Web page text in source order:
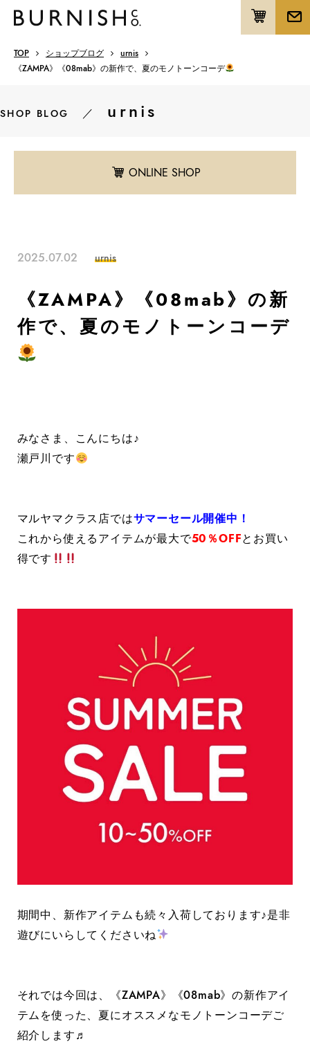
TOP ショップブログ
urnis
《ZAMPA》《08mab》の新作で、夏のモノトーンコーデ
SHOP BLOG ／ urnis
ONLINE SHOP
2025.07.02 urnis
《ZAMPA》《08mab》の新
作で、夏のモノトーンコーデ
みなさま、こんにちは♪
瀬戸川です
マルヤマクラス店ではサマーセール開催中！
これから使えるアイテムが最大で50％OFFとお買い
得です
期間中、新作アイテムも続々入荷しております♪是非
遊びにいらしてくださいね
それでは今回は、《ZAMPA》《08mab》の新作アイ
テムを使った、夏にオススメなモノトーンコーデご
紹介します♬